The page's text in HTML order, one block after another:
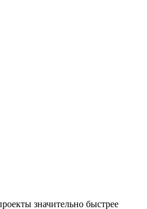
значительно быстрее